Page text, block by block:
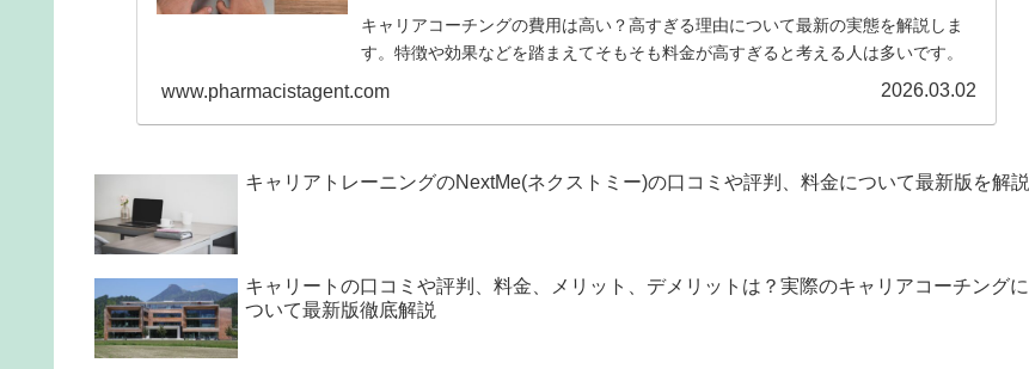
キャリアコーチングの費用は高い？高すぎる理由について最新の実態を解説しま
す。特徴や効果などを踏まえてそもそも料金が高すぎると考える人は多いです。
www.pharmacistagent.com 2026.03.02
キャリアトレーニングのNextMe(ネクストミー)の口コミや評判、料金について最新版を解説
キャリートの口コミや評判、料金、メリット、デメリットは？実際のキャリアコーチングに
ついて最新版徹底解説